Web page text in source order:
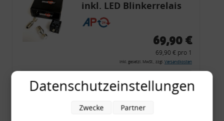
inkl. LED Blinkerrelais
CF 14
69,90 €
69,90 € pro 1
inkl. gesetzl. MwSt., zzgl. Versandkosten
Merkzettel
Datenschutzeinstellungen
Zwecke Partner